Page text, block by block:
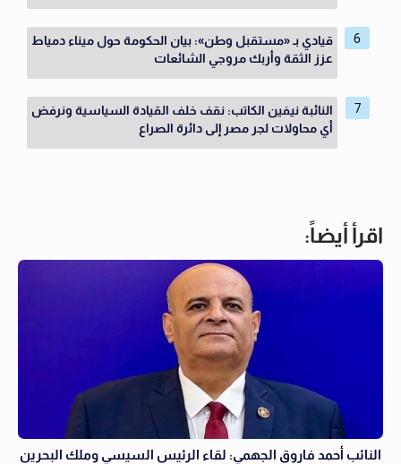
قيادي بـ «مستقبل وطن»: بيان الحكومة حول ميناء دمياط
عزز الثقة وأربك مروجي الشائعات
النائبة نيفين الكاتب: نقف خلف القيادة السياسية ونرفض
أي محاولات لجر مصر إلى دائرة الصراع
اقرأ أيضاً:
النائب أحمد فاروق الجهمي: لقاء الرئيس السيسي وملك البحرين